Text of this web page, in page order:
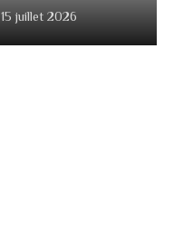
15 juillet 2026